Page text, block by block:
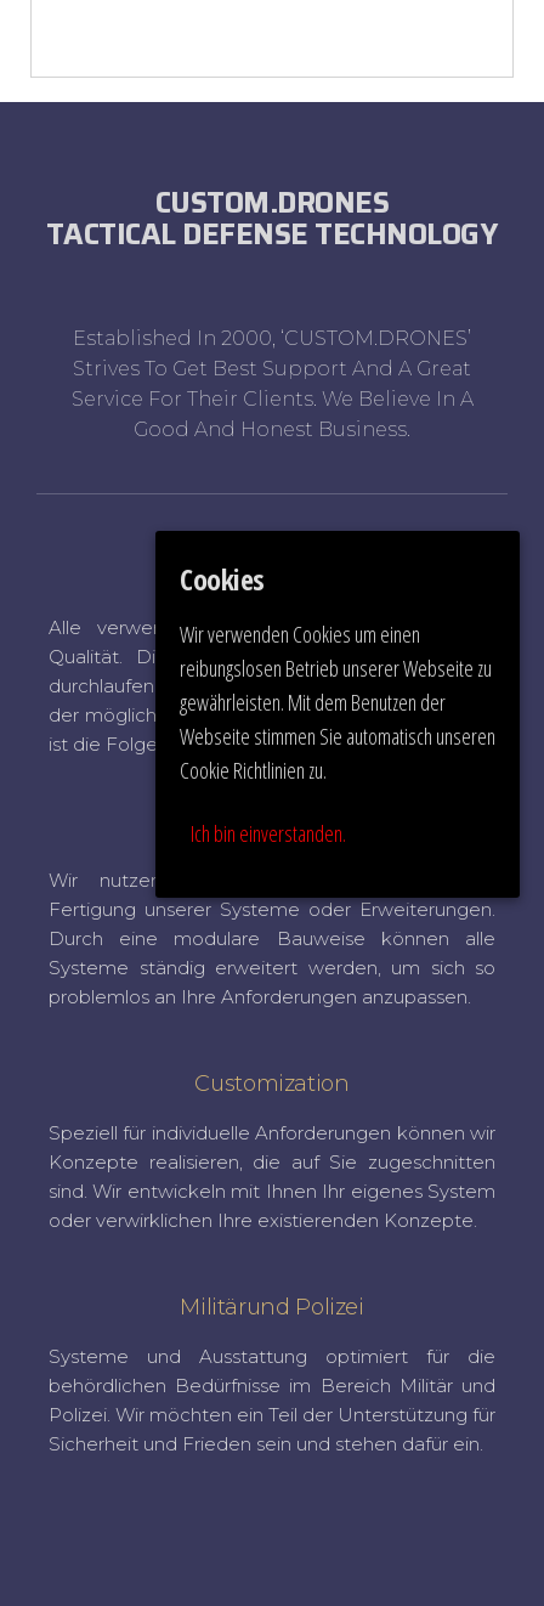
CUSTOM.DRONES
TACTICAL DEFENSE TECHNOLOGY
Established In 2000, ‘CUSTOM.DRONES’
Strives To Get Best Support And A Great
Service For Their Clients. We Believe In A
Good And Honest Business.
Quality Management
Alle verwendeten Materialien haben höchste
Qualität. Die Systeme sind handgefertigt und
durchlaufen eine strenge Prüfung bis zum Rande
der möglichen Belastung. Ein langlebiges System
ist die Folge.
Development
Wir nutzen neueste Technologien für die
Fertigung unserer Systeme oder Erweiterungen.
Durch eine modulare Bauweise können alle
Systeme ständig erweitert werden, um sich so
problemlos an Ihre Anforderungen anzupassen.
Customization
Speziell für individuelle Anforderungen können wir
Konzepte realisieren, die auf Sie zugeschnitten
sind. Wir entwickeln mit Ihnen Ihr eigenes System
oder verwirklichen Ihre existierenden Konzepte.
Militärund Polizei
Systeme und Ausstattung optimiert für die
behördlichen Bedürfnisse im Bereich Militär und
Polizei. Wir möchten ein Teil der Unterstützung für
Sicherheit und Frieden sein und stehen dafür ein.
Cookies
Wir verwenden Cookies um einen
reibungslosen Betrieb unserer Webseite zu
gewährleisten. Mit dem Benutzen der
Webseite stimmen Sie automatisch unseren
Cookie Richtlinien zu.
Ich bin einverstanden.